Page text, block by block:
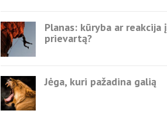
Planas: kūryba ar reakcija į
prievartą?
Jėga, kuri pažadina galią